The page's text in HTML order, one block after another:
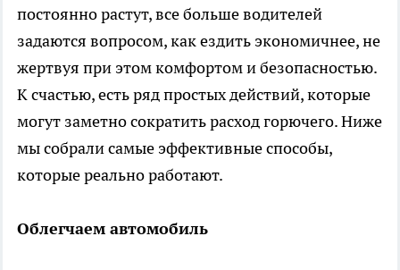
постоянно растут, все больше водителей
задаются вопросом, как ездить экономичнее, не
жертвуя при этом комфортом и безопасностью.
К счастью, есть ряд простых действий, которые
могут заметно сократить расход горючего. Ниже
мы собрали самые эффективные способы,
которые реально работают.
Облегчаем автомобиль